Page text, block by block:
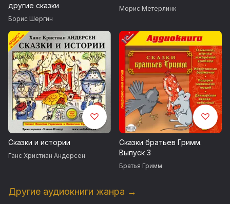
другие сказки
Борис Шергин
Морис Метерлинк
Сказки и истории
Ганс Христиан Андерсен
Сказки братьев Гримм.
Выпуск 3
Братья Гримм
Другие аудиокниги жанра →